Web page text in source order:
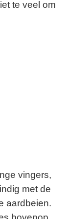
te veel om
vingers,
met de
aardbeien.